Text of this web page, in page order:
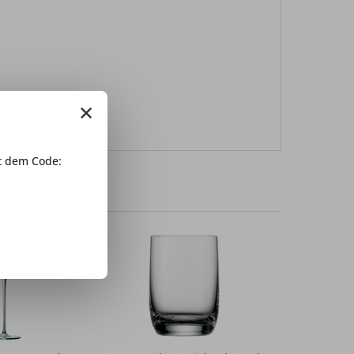
×
Code: